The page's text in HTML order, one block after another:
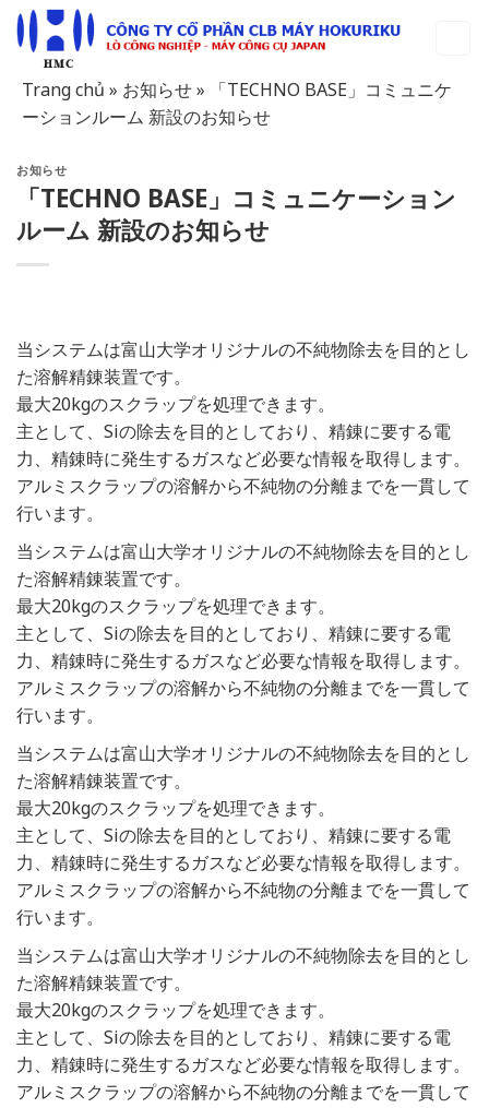
Skip
content
Trang chủ » お知らせ»
「TECHNO BASE」コミュニケ
ーションルーム 新設のお知らせ
お知らせ
「TECHNO BASE」コミュニケーション
ルーム 新設のお知らせ
当システムは富山大学オリジナルの不純物除去を目的とし
た溶解精錬装置です。
最大20kgのスクラップを処理できます。
主として、Siの除去を目的としており、精錬に要する電
力、精錬時に発生するガスなど必要な情報を取得します。
アルミスクラップの溶解から不純物の分離までを一貫して
行います。
当システムは富山大学オリジナルの不純物除去を目的とし
た溶解精錬装置です。
最大20kgのスクラップを処理できます。
主として、Siの除去を目的としており、精錬に要する電
力、精錬時に発生するガスなど必要な情報を取得します。
アルミスクラップの溶解から不純物の分離までを一貫して
行います。
当システムは富山大学オリジナルの不純物除去を目的とし
た溶解精錬装置です。
最大20kgのスクラップを処理できます。
主として、Siの除去を目的としており、精錬に要する電
力、精錬時に発生するガスなど必要な情報を取得します。
アルミスクラップの溶解から不純物の分離までを一貫して
行います。
当システムは富山大学オリジナルの不純物除去を目的とし
た溶解精錬装置です。
最大20kgのスクラップを処理できます。
主として、Siの除去を目的としており、精錬に要する電
力、精錬時に発生するガスなど必要な情報を取得します。
アルミスクラップの溶解から不純物の分離までを一貫して